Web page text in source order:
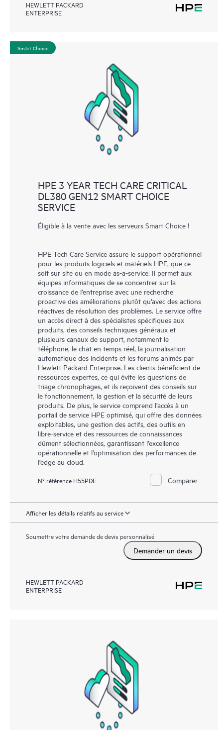
HEWLETT PACKARD
ENTERPRISE
Smart Choice
HPE 3 YEAR TECH CARE CRITICAL
DL380 GEN12 SMART CHOICE
SERVICE
Éligible à la vente avec les serveurs Smart Choice !
HPE Tech Care Service assure le support opérationnel
pour les produits logiciels et matériels HPE, que ce
soit sur site ou en mode as-a-service. Il permet aux
équipes informatiques de se concentrer sur la
croissance de l’entreprise avec une recherche
proactive des améliorations plutôt qu’avec des actions
réactives de résolution des problèmes. Le service offre
un accès direct à des spécialistes spécifiques aux
produits, des conseils techniques généraux et
plusieurs canaux de support, notamment le
téléphone, le chat en temps réel, la journalisation
automatique des incidents et les forums animés par
Hewlett Packard Enterprise. Les clients bénéficient de
ressources expertes, ce qui évite les questions de
triage chronophages, et ils reçoivent des conseils sur
le fonctionnement, la gestion et la sécurité de leurs
produits. De plus, le service comprend l’accès à un
portail de service HPE optimisé, qui offre des données
exploitables, une gestion des actifs, des outils en
libre-service et des ressources de connaissances
dûment sélectionnées, garantissant l’excellence
opérationnelle et l’optimisation des performances de
l’edge au cloud.
N° référence H55PDE Comparer
Afficher les détails relatifs au service
Soumettre votre demande de devis personnalisé
Demander un devis
HEWLETT PACKARD
ENTERPRISE